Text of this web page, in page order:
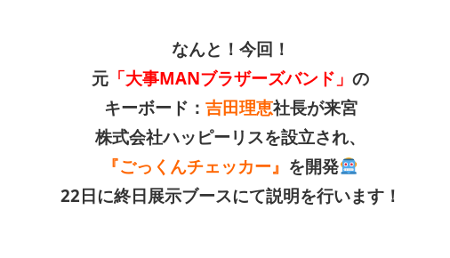
なんと！今回！
元 「大事MANブラザーズバンド」 の
キーボード： 吉田理恵社長が来宮
株式会社ハッピーリスを設立され、
『ごっくんチェッカー』 を開発
22日に終日展示ブースにて説明を行います！